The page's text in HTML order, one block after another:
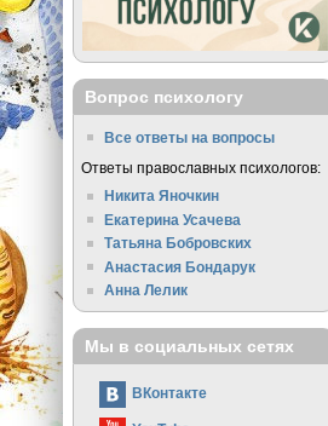
Вопрос психологу
Все ответы на вопросы
Ответы православных психологов:
Никита Яночкин
Екатерина Усачева
Татьяна Бобровских
Анастасия Бондарук
Анна Лелик
Мы в социальных сетях
ВКонтакте